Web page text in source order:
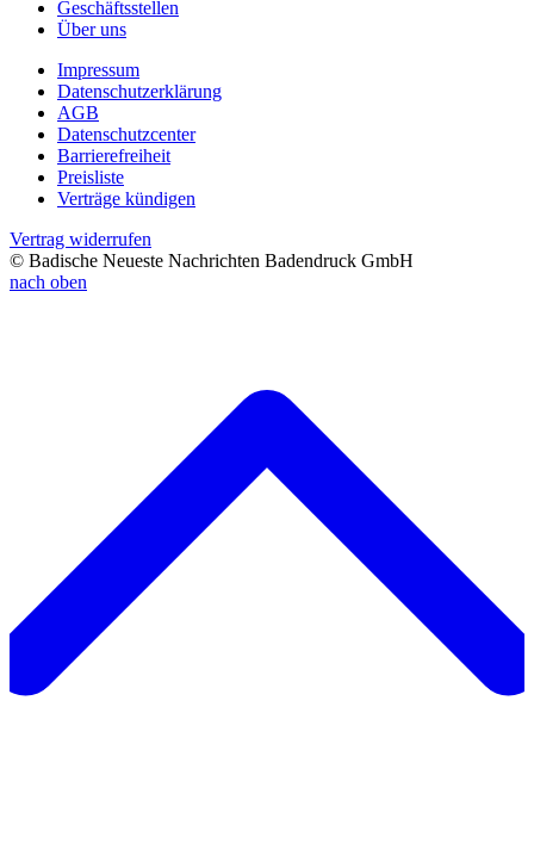
Geschäftsstellen
Über uns
Impressum
Datenschutzerklärung
AGB
Datenschutzcenter
Barrierefreiheit
Preisliste
Verträge kündigen
Vertrag widerrufen
© Badische Neueste Nachrichten Badendruck GmbH
nach oben